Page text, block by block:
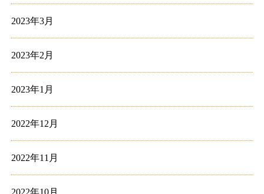
2023年3月
2023年2月
2023年1月
2022年12月
2022年11月